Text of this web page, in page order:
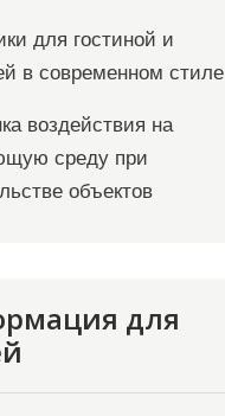
для гостиной и
в современном стиле
воздействия на
среду при
объектов
для